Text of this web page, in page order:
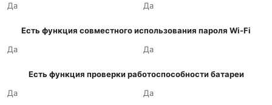
Да
Да
Есть функция совместного использования пароля Wi-Fi
Да
Да
Есть функция проверки работоспособности батареи
Да
Да